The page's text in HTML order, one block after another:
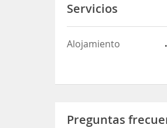
Servicios
Alojamiento
Preguntas